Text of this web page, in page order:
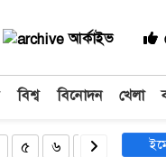
আর্কাইভ
বিশ্ব বিনোদন খেলা
৫ ৬ ৭ ৯